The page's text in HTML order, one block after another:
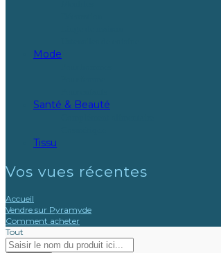
Mode
Santé & Beauté
Tissu
Vos vues récentes
Accueil
Vendre sur Pyramyde
Comment acheter
Tout